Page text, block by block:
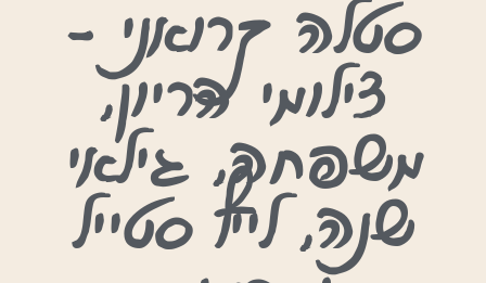
סטלה קרואני –
צילומי הריון,
משפחה, גילאי
שנה, לייף סטייל